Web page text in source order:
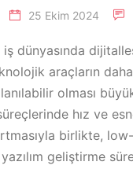
25 Ekim 2024
dünyasında
araçların
olması
hız ve
birlikte,
geliştirme